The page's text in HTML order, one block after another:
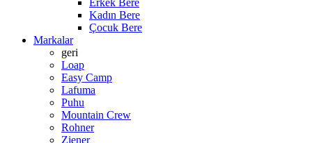
Erkek Bere
Kadın Bere
Çocuk Bere
Markalar
geri
Loap
Easy Camp
Lafuma
Puhu
Mountain Crew
Rohner
Ziener